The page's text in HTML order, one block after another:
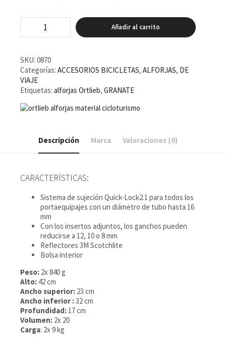
BackRoller
Granate
(2
unidades)
cantidad
Añadir al carrito
SKU: 0870
Categorías: ACCESORIOS BICICLETAS, ALFORJAS, DE
VIAJE
Etiquetas: alforjas Ortlieb, GRANATE
Descripción Marca Valoraciones (0)
CARACTERÍSTICAS:
Sistema de sujeción Quick-Lock2.1 para todos los
portaequipajes con un diámetro de tubo hasta 16
mm
Con los insertos adjuntos, los ganchos pueden
reducirse a 12, 10 o 8 mm
Reflectores 3M Scotchlite
Bolsa interior
Peso: 2x 840 g
Alto: 42 cm
Ancho superior: 23 cm
Ancho inferior :32 cm
Profundidad: 17 cm
Volumen: 2x 20
Carga: 2x 9 kg